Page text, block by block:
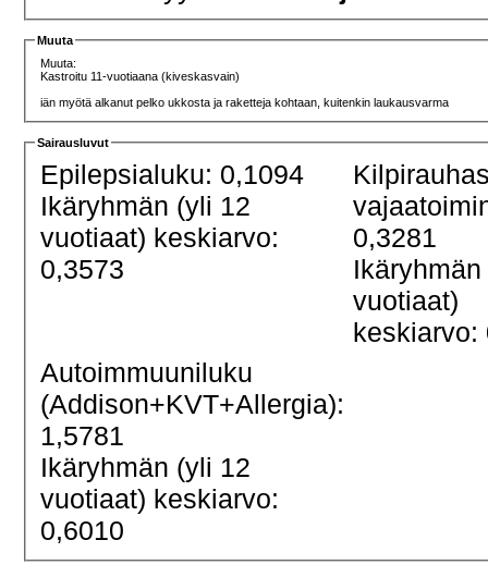
Muuta
Muuta:
Kastroitu 11-vuotiaana (kiveskasvain)
iän myötä alkanut pelko ukkosta ja raketteja kohtaan, kuitenkin laukausvarma
Sairausluvut
Epilepsialuku: 0,1094
Ikäryhmän (yli 12
vuotiaat) keskiarvo:
0,3573
0,3281
vuotiaat)
keskiarvo:
Autoimmuuniluku
(Addison+KVT+Allergia):
1,5781
Ikäryhmän (yli 12
vuotiaat) keskiarvo:
0,6010